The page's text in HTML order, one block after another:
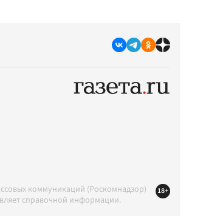
коммуникаций (Роскомнадзор)
справочной информации.
18+